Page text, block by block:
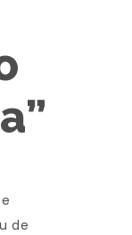
de